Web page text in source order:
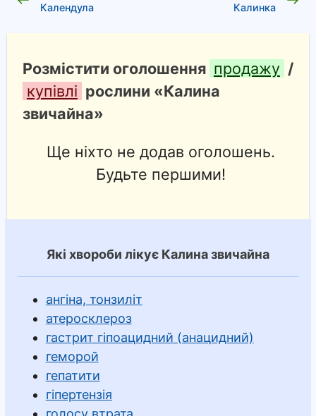
Календула
Калинка
Розмістити оголошення продажу /
купівлі рослини «Калина
звичайна»
Ще ніхто не додав оголошень.
Будьте першими!
Які хвороби лікує Калина звичайна
ангіна, тонзиліт
атеросклероз
гастрит гіпоацидний (анацидний)
геморой
гепатити
гіпертензія